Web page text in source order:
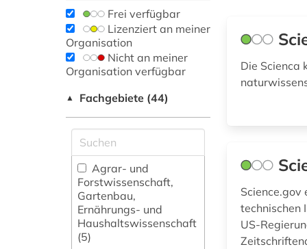
Frei verfügbar
Lizenziert an meiner
Organisation
Nicht an meiner
Organisation verfügbar
▲ Fachgebiete (44)
Agrar- und
Forstwissenschaft,
Gartenbau,
Ernährungs- und
Haushaltswissenschaft
(5)
Die Scienca
technischen
US-